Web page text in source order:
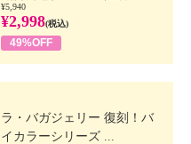
¥5,940
¥2,998(税込)
49%OFF
ラ・バガジェリー 復刻！バ
イカラーシリーズ ...